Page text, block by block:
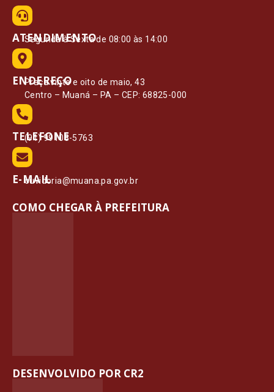
ATENDIMENTO
Segunda à Sexta de 08:00 às 14:00
ENDEREÇO
Praça vinte e oito de maio, 43
Centro – Muaná – PA – CEP: 68825-000
TELEFONE
(91) 99108-5763
E-MAIL
ouvidoria@muana.pa.gov.br
COMO CHEGAR À PREFEITURA
DESENVOLVIDO POR CR2